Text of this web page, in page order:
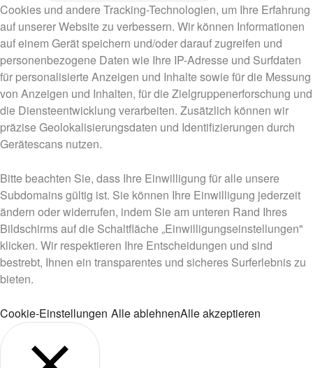
Cookies und andere Tracking-Technologien, um Ihre Erfahrung
auf unserer Website zu verbessern. Wir können Informationen
auf einem Gerät speichern und/oder darauf zugreifen und
personenbezogene Daten wie Ihre IP-Adresse und Surfdaten
für personalisierte Anzeigen und Inhalte sowie für die Messung
von Anzeigen und Inhalten, für die Zielgruppenerforschung und
die Diensteentwicklung verarbeiten. Zusätzlich können wir
präzise Geolokalisierungsdaten und Identifizierungen durch
Gerätescans nutzen.
Bitte beachten Sie, dass Ihre Einwilligung für alle unsere
Subdomains gültig ist. Sie können Ihre Einwilligung jederzeit
ändern oder widerrufen, indem Sie am unteren Rand Ihres
Bildschirms auf die Schaltfläche „Einwilligungseinstellungen"
klicken. Wir respektieren Ihre Entscheidungen und sind
bestrebt, Ihnen ein transparentes und sicheres Surferlebnis zu
bieten.
Cookie-Einstellungen Alle ablehnenAlle akzeptieren